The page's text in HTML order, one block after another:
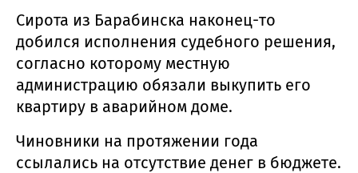
Сирота из Барабинска наконец-то
добился исполнения судебного решения,
согласно которому местную
администрацию обязали выкупить его
квартиру в аварийном доме.
Чиновники на протяжении года
ссылались на отсутствие денег в бюджете.